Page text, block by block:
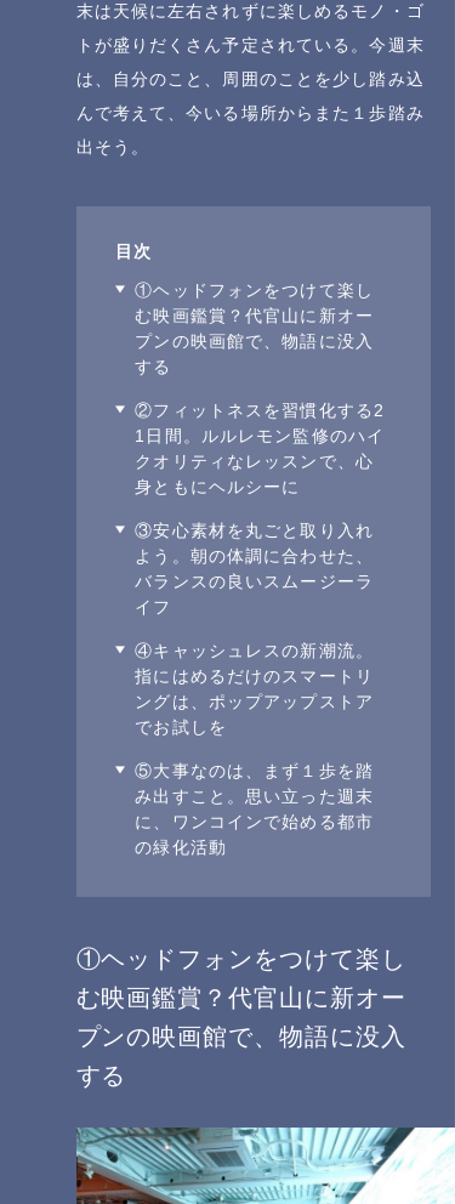
末は天候に左右されずに楽しめるモノ・ゴ
トが盛りだくさん予定されている。今週末
は、自分のこと、周囲のことを少し踏み込
んで考えて、今いる場所からまた１歩踏み
出そう。
目次
①ヘッドフォンをつけて楽し
む映画鑑賞？代官山に新オー
プンの映画館で、物語に没入
する
②フィットネスを習慣化する2
1日間。ルルレモン監修のハイ
クオリティなレッスンで、心
身ともにヘルシーに
③安心素材を丸ごと取り入れ
よう。朝の体調に合わせた、
バランスの良いスムージーラ
イフ
④キャッシュレスの新潮流。
指にはめるだけのスマートリ
ングは、ポップアップストア
でお試しを
⑤大事なのは、まず１歩を踏
み出すこと。思い立った週末
に、ワンコインで始める都市
の緑化活動
①ヘッドフォンをつけて楽し
む映画鑑賞？代官山に新オー
プンの映画館で、物語に没入
する